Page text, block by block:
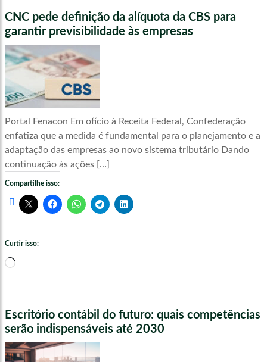
CNC pede definição da alíquota da CBS para
garantir previsibilidade às empresas
Portal Fenacon Em ofício à Receita Federal, Confederação
enfatiza que a medida é fundamental para o planejamento e a
adaptação das empresas ao novo sistema tributário Dando
continuação às ações […]
Compartilhe isso:
Curtir isso:
Carregando...
Escritório contábil do futuro: quais competências
serão indispensáveis até 2030